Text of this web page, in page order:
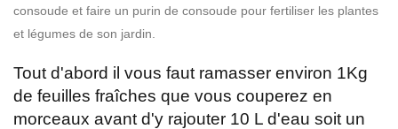
consoude et faire un purin de consoude pour fertiliser les plantes
et légumes de son jardin.
Tout d'abord il vous faut ramasser environ 1Kg
de feuilles fraîches que vous couperez en
morceaux avant d'y rajouter 10 L d'eau soit un